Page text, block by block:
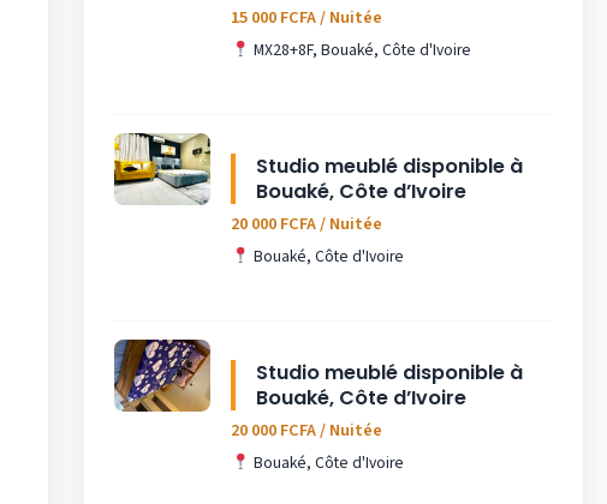
15 000 FCFA / Nuitée
MX28+8F, Bouaké, Côte d'Ivoire
Studio meublé disponible à
Bouaké, Côte d’Ivoire
20 000 FCFA / Nuitée
Bouaké, Côte d'Ivoire
Studio meublé disponible à
Bouaké, Côte d’Ivoire
20 000 FCFA / Nuitée
Bouaké, Côte d'Ivoire